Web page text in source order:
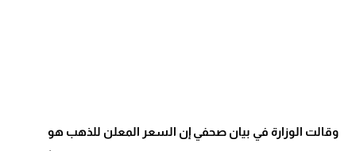
وقالت الوزارة في بيان صحفي إن السعر المعلن للذهب هو